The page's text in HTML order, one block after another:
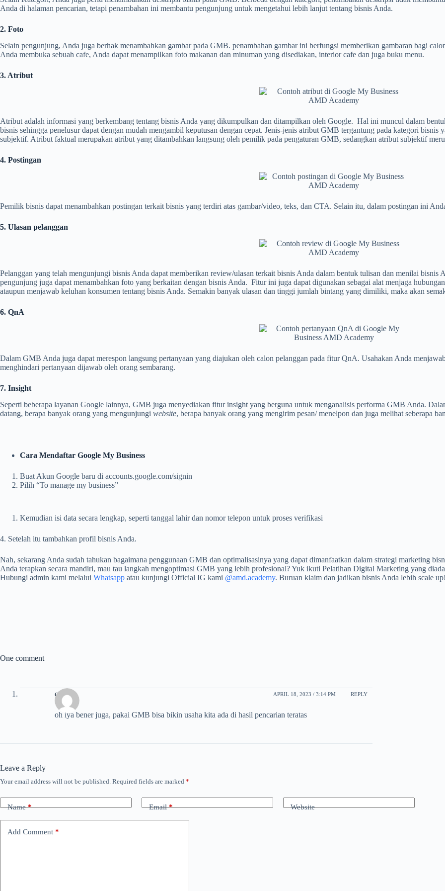
Anda di halaman pencarian, tetapi penambahan ini membantu pengunjung untuk mengetahui lebih lanjut tentang bisnis Anda.
2. Foto
Selain pengunjung, Anda juga berhak menambahkan gambar pada GMB. penambahan gambar ini berfungsi memberikan gambaran bagi
Anda membuka sebuah cafe, Anda dapat menampilkan foto makanan dan minuman yang disediakan, interior cafe dan juga buku menu.
3. Atribut
Atribut adalah informasi yang berkembang tentang bisnis Anda yang dikumpulkan dan ditampilkan oleh Google. Hal ini muncul dalam
bisnis sehingga penelusur dapat dengan mudah mengambil keputusan dengan cepat. Jenis-jenis atribut GMB tergantung pada kategori
subjektif. Atribut faktual merupakan atribut yang ditambahkan langsung oleh pemilik pada pengaturan GMB, sedangkan atribut subjektif
4. Postingan
Pemilik bisnis dapat menambahkan postingan terkait bisnis yang terdiri atas gambar/video, teks, dan CTA. Selain itu, dalam postingan ini
5. Ulasan pelanggan
Pelanggan yang telah mengunjungi bisnis Anda dapat memberikan review/ulasan terkait bisnis Anda dalam bentuk tulisan dan menilai bisnis
pengunjung juga dapat menambahkan foto yang berkaitan dengan bisnis Anda. Fitur ini juga dapat digunakan sebagai alat menjaga
ataupun menjawab keluhan konsumen tentang bisnis Anda. Semakin banyak ulasan dan tinggi jumlah bintang yang dimiliki, maka akan
6. QnA
Dalam GMB Anda juga dapat merespon langsung pertanyaan yang diajukan oleh calon pelanggan pada fitur QnA. Usahakan Anda
menghindari pertanyaan dijawab oleh orang sembarang.
7. Insight
Seperti beberapa layanan Google lainnya, GMB juga menyediakan fitur insight yang berguna untuk menganalisis performa GMB Anda.
datang, berapa banyak orang yang mengunjungi website, berapa banyak orang yang mengirim pesan/ menelpon dan juga melihat seberapa
Cara Mendaftar Google My Business
Buat Akun Google baru di accounts.google.com/signin
Pilih “To manage my business”
Kemudian isi data secara lengkap, seperti tanggal lahir dan nomor telepon untuk proses verifikasi
4. Setelah itu tambahkan profil bisnis Anda.
Nah, sekarang Anda sudah tahukan bagaimana penggunaan GMB dan optimalisasinya yang dapat dimanfaatkan dalam strategi marketing
Anda terapkan secara mandiri, mau tau langkah mengoptimasi GMB yang lebih profesional? Yuk ikuti Pelatihan Digital Marketing yang
Hubungi admin kami melalui Whatsapp atau kunjungi Official IG kami @amd.academy. Buruan klaim dan jadikan bisnis Anda lebih scale
One comment
citra APRIL 18, 2023 / 3:14 PM REPLY
oh iya bener juga, pakai GMB bisa bikin usaha kita ada di hasil pencarian teratas
Leave a Reply
Your email address will not be published. Required fields are marked *
Name* Email* Website
Add Comment *